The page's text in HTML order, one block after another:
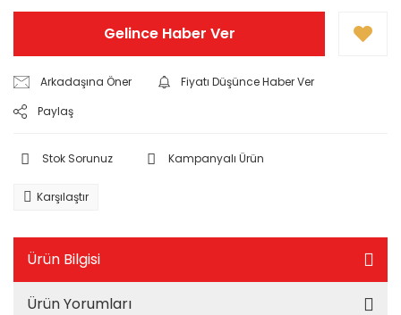
Gelince Haber Ver
Arkadaşına Öner
Fiyatı Düşünce Haber Ver
Paylaş
Stok Sorunuz Kampanyalı Ürün
Karşılaştır
Ürün Bilgisi
Ürün Yorumları